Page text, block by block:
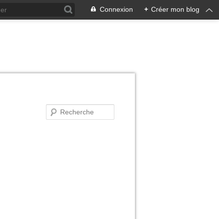
Connexion + Créer mon blog